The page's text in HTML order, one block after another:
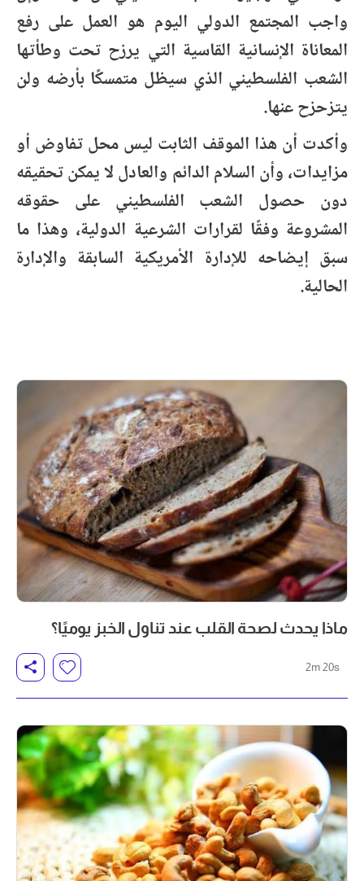
واجب المجتمع الدولي اليوم هو العمل على رفع
المعاناة الإنسانية القاسية التي يرزح تحت وطأتها
الشعب الفلسطيني الذي سيظل متمسكًا بأرضه ولن
يتزحزح عنها.
وأكدت أن هذا الموقف الثابت ليس محل تفاوض أو
مزايدات، وأن السلام الدائم والعادل لا يمكن تحقيقه
دون حصول الشعب الفلسطيني على حقوقه
المشروعة وفقًا لقرارات الشرعية الدولية، وهذا ما
سبق إيضاحه للإدارة الأمريكية السابقة والإدارة
الحالية.
ماذا يحدث لصحة القلب عند تناول الخبز يوميًا؟
2m 20s